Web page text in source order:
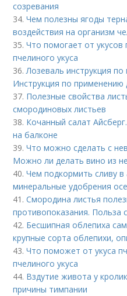
созревания
34.Чем полезны ягоды
воздействия на организм
35.Что помогает от укусов
пчелиного укуса
36.Лозеваль инструкция
Инструкция по
37. Полезные свойства
смородиновых листьев
38. Кочанный салат
на балконе
39.Что можно сделать с
Можно ли делать вино из
40.Чем подкормить сливу в
минеральные удобрения
41.Смородина листья
противопоказания. Польза
42. Бесшипная облепиха
крупные сорта облепихи,
43.Что поможет от укуса
пчелиного укуса
44. Вздутие живота у
причины тимпании